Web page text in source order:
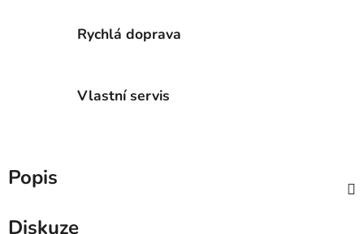
Rychlá doprava
Vlastní servis
Popis
Diskuze